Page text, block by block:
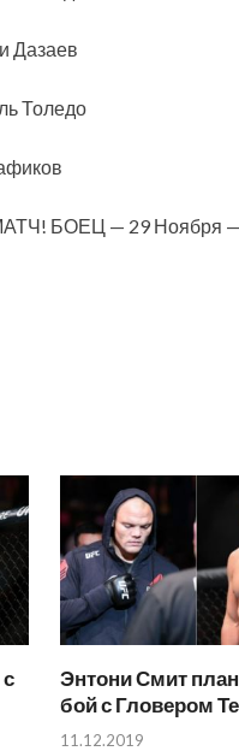
Дазаев
Толедо
БОЕЦ — 29 Ноября
Энтони Смит
бой с Гловером
11.12.2019